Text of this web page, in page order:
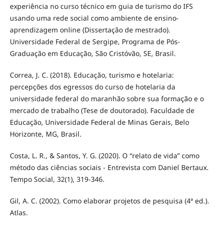
experiência no curso técnico em guia de turismo do IFS
usando uma rede social como ambiente de ensino-
aprendizagem online (Dissertação de mestrado).
Universidade Federal de Sergipe, Programa de Pós-
Graduação em Educação, São Cristóvão, SE, Brasil.
Correa, J. C. (2018). Educação, turismo e hotelaria:
percepções dos egressos do curso de hotelaria da
universidade federal do maranhão sobre sua formação e o
mercado de trabalho (Tese de doutorado). Faculdade de
Educação, Universidade Federal de Minas Gerais, Belo
Horizonte, MG, Brasil.
Costa, L. R., & Santos, Y. G. (2020). O “relato de vida” como
método das ciências sociais - Entrevista com Daniel Bertaux.
Tempo Social, 32(1), 319-346.
Gil, A. C. (2002). Como elaborar projetos de pesquisa (4ª ed.).
Atlas.